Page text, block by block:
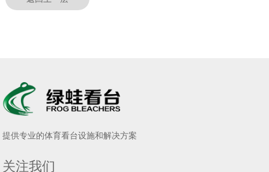
提供专业的体育看台设施和解决方案
关注我们